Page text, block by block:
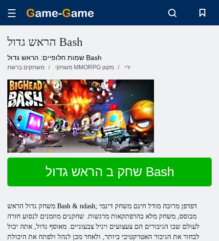
הראש גדול Bash
שמות חלופיים: הראש גדול Bash
משחקים ברשת משחקי MMORPG מקוון ירי
שחק ב הראש גדול Bash
משחק גדול Bash & ndash; דפדפן מרובה מודל חינם משחק דינמי
מבוסס, משחק מלא בהרפתקאות מרגשות. שחקנים מוזמנים לנסוע חזרה
לעולם שבו הגיבורים הם צעצועים ויניל צבעוניים. מאוסף גדול, אתה יכול
לבחור את הגיבור האטרקטיבי ביותר, ולאחר מכן לנהל ולפתח את היכולת